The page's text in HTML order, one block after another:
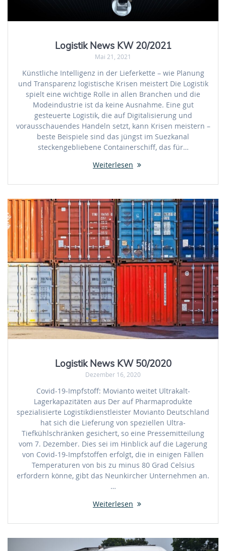
Logistik News KW 20/2021
Mai 21, 2021
Künstliche Intelligenz in der Lieferkette – wie Planung
und Transparenz logistische Krisen meistert Die Logistik
spielt eine wichtige Rolle in allen Branchen und die
Modeindustrie ist da keine Ausnahme. Eine gut
gesteuerte Logistik, die auf Digitalisierung und
vorausschauendes Handeln setzt, kann Krisen meistern –
beste Beispiele sind das jüngst im Suezkanal
steckengebliebene Containerschiff, das für…
Weiterlesen
Logistik News KW 50/2020
Dezember 16, 2020
Covid-19-Impfstoff: Movianto weitet Ultrakalt-
Lagerkapazitäten aus Der auf Pharmaprodukte
spezialisierte Logistikdienstleister Movianto Deutschland
hat sich die Lieferung von speziellen Ultra-
Tiefkühlschränken gesichert, so eine Pressemitteilung
vom 7. Dezember. Dies sei im Hinblick auf die Lagerung
von Covid-19-Impfstoffen erfolgt, die in einigen Fällen
Temperaturen von bis zu minus 80 Grad Celsius
erfordern könne, gibt das Neunkircher Unternehmen an.
…
Weiterlesen